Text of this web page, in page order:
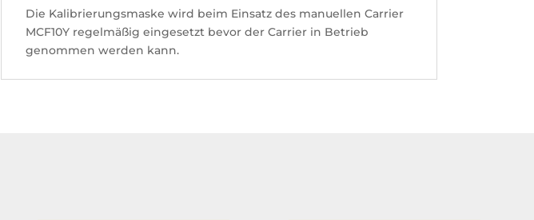
Die Kalibrierungsmaske wird beim Einsatz des manuellen Carrier
MCF10Y regelmäßig eingesetzt bevor der Carrier in Betrieb
genommen werden kann.